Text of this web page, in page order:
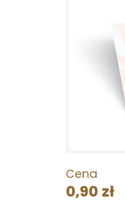
Cena
0,90 zł